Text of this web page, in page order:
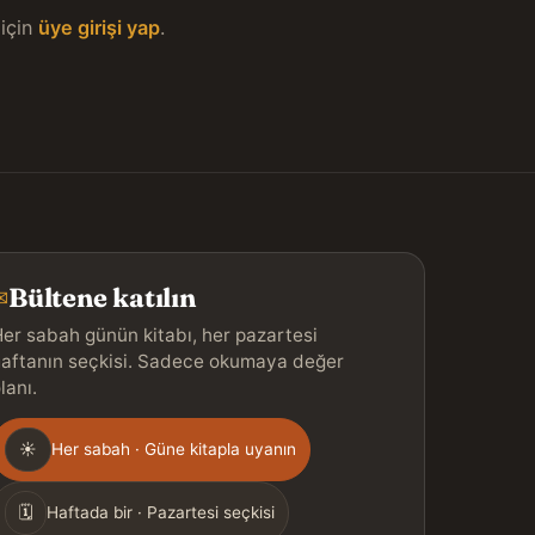
üye girişi yap.
Bültene katılın
sabah günün kitabı, her pazartesi
seçkisi. Sadece okumaya değer
☀ Her sabah · Güne kitapla uyanın
🗓 Haftada bir · Pazartesi seçkisi